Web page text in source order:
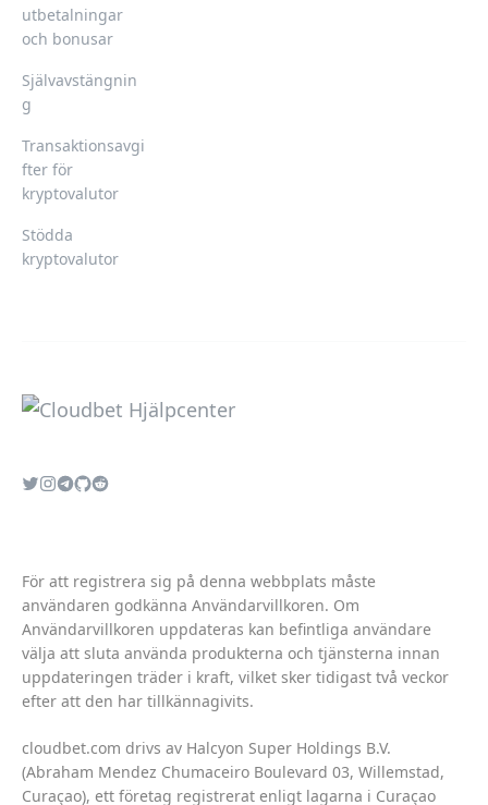
utbetalningar
och bonusar
Självavstängnin
g
Transaktionsavgi
fter för
kryptovalutor
Stödda
kryptovalutor
För att registrera sig på denna webbplats måste
användaren godkänna Användarvillkoren. Om
Användarvillkoren uppdateras kan befintliga användare
välja att sluta använda produkterna och tjänsterna innan
uppdateringen träder i kraft, vilket sker tidigast två veckor
efter att den har tillkännagivits.
cloudbet.com drivs av Halcyon Super Holdings B.V.
(Abraham Mendez Chumaceiro Boulevard 03, Willemstad,
Curaçao), ett företag registrerat enligt lagarna i Curaçao